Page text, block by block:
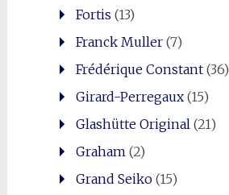
Fortis (13)
Franck Muller(7)
Frédérique Constant(36)
Girard-Perregaux(15)
Glashütte Original(21)
Graham(2)
Grand Seiko(15)